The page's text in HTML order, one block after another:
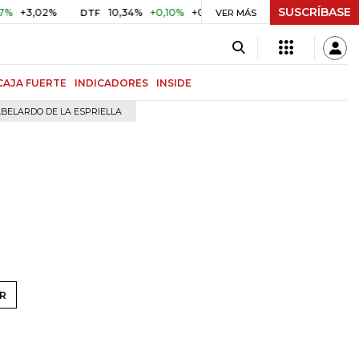
DTF 10,34% +0,10% +0,98% UVR $ 416,96 +$ 0,05
VER MÁS SUSCRÍBASE
FUERTE INDICADORES INSIDE
DE LA ESPRIELLA